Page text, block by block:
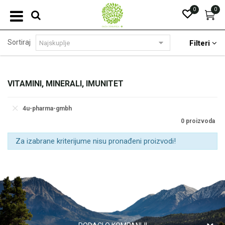
0
0
VITAMINI, MINERALI, IMUNITET
Sortiraj Filteri
4u-pharma-gmbh
0 proizvoda
Za izabrane kriterijume nisu pronađeni proizvodi!